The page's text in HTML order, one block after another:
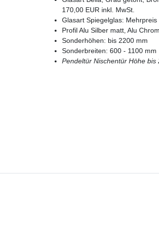
170,00 EUR inkl. MwSt.
Glasart Spiegelglas: Mehrpreis
Profil Alu Silber matt, Alu
Sonderhöhen: bis 2200 mm
Sonderbreiten: 600 - 1100 mm
Pendeltür Nischentür Höhe bis